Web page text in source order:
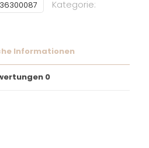
Kategorie:
Informationen
0